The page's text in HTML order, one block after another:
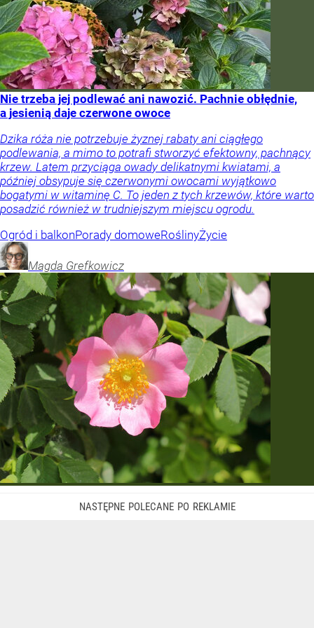
Nie trzeba jej podlewać ani nawozić. Pachnie obłędnie,
a jesienią daje czerwone owoce
Dzika róża nie potrzebuje żyznej rabaty ani ciągłego
podlewania, a mimo to potrafi stworzyć efektowny, pachnący
krzew. Latem przyciąga owady delikatnymi kwiatami, a
później obsypuje się czerwonymi owocami wyjątkowo
bogatymi w witaminę C. To jeden z tych krzewów, które warto
posadzić również w trudniejszym miejscu ogrodu.
Ogród i balkonPorady domoweRoślinyŻycie
Magda Grefkowicz